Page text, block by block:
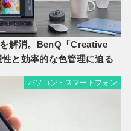
解消。BenQ「Creative
と効率的な色管理に迫る
パソコン・スマートフォン